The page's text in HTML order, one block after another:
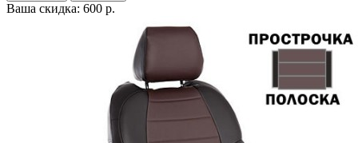
Ваша скидка: 600 р.